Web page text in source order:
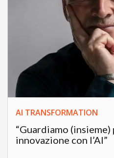
AI TRANSFORMATION
“Guardiamo
innovazione con l’AI”